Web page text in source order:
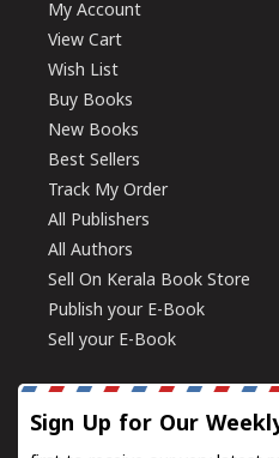
My Account
View Cart
Wish List
Buy Books
New Books
Best Sellers
Track My Order
All Publishers
All Authors
Sell On Kerala Book Store
Publish your E-Book
Sell your E-Book
Sign Up for Our